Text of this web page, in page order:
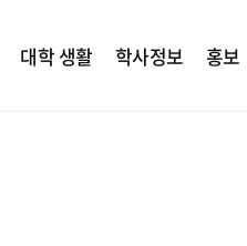
대학 생활 학사정보 홍보